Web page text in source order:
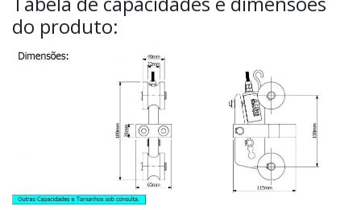
do produto: